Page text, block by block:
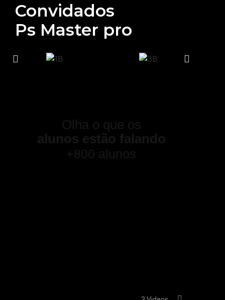
Convidados
Ps Master pro
Olha o que os
alunos estão falando
+800 alunos